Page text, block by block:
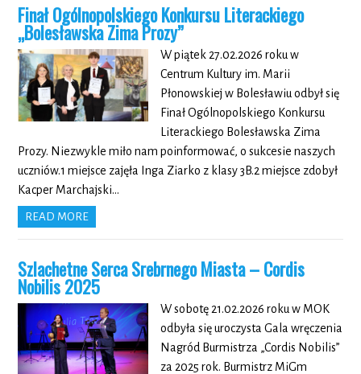
Finał Ogólnopolskiego Konkursu Literackiego
„Bolesławska Zima Prozy”
W piątek 27.02.2026 roku w
Centrum Kultury im. Marii
Płonowskiej w Bolesławiu odbył się
Finał Ogólnopolskiego Konkursu
Literackiego Bolesławska Zima
Prozy. Niezwykle miło nam poinformować, o sukcesie naszych
uczniów.1 miejsce zajęła Inga Ziarko z klasy 3B.2 miejsce zdobył
Kacper Marchajski…
READ MORE
Szlachetne Serca Srebrnego Miasta – Cordis
Nobilis 2025
W sobotę 21.02.2026 roku w MOK
odbyła się uroczysta Gala wręczenia
Nagród Burmistrza „Cordis Nobilis”
za 2025 rok. Burmistrz MiGm